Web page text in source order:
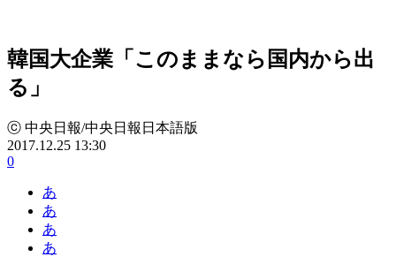
韓国大企業「このままなら国内から出
る」
ⓒ 中央日報/中央日報日本語版
2017.12.25 13:30
0
あ
あ
あ
あ